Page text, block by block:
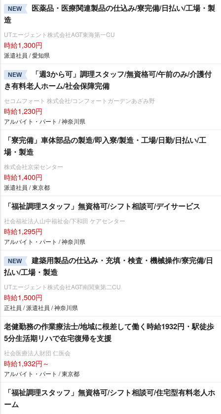
NEW
医薬品・医療関連製品の仕込み/寮完備/日払い/工場・製
造
UTエージェント株式会社AGT東海第一CU
時給1,300円
派遣社員 / 愛知県
NEW
「週3から可」調理スタッフ/無資格可/午前のみ/介護付
き有料老人ホーム/社会保障完備
セコムフォート 株式会社/コンフォートガーデンあざみ野
時給1,230円
アルバイト・パート / 神奈川県
「寮完備」車体部品の製造/即入寮/製造・工場/日勤/日払い/工
場・製造
株式会社京栄センター
時給1,400円
派遣社員 / 東京都
「福祉調理スタッフ」無資格可/シフト相談可/デイサービス
社会福祉法人山中福祉会/下和田 ケアセンター
時給1,295円
アルバイト・パート / 神奈川県
NEW
建築用製品の仕込み・充填・検査・機械操作/寮完備/日
払い/工場・製造
UTエージェント株式会社AGT南関東第二CU
時給1,500円
正社員 / 派遣社員 / 神奈川県
老健勤務の作業療法士/地域に根差して働く時給1932円・駅徒歩
5分生活期リハで在宅復帰を支援
社会医療法人財団 仁医会
時給1,932円～
アルバイト・パート / 東京都
「福祉調理スタッフ」無資格可/シフト相談可/住宅型有料老人ホ
ーム